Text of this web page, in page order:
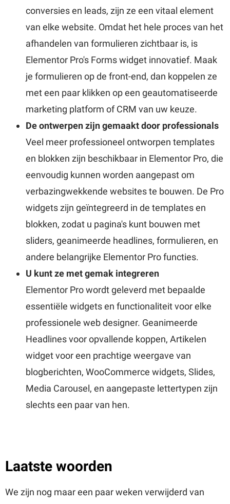
conversies en leads, zijn ze een vitaal element
van elke website. Omdat het hele proces van het
afhandelen van formulieren zichtbaar is, is
Elementor Pro's Forms widget innovatief. Maak
je formulieren op de front-end, dan koppelen ze
met een paar klikken op een geautomatiseerde
marketing platform of CRM van uw keuze.
De ontwerpen zijn gemaakt door professionals
Veel meer professioneel ontworpen templates
en blokken zijn beschikbaar in Elementor Pro, die
eenvoudig kunnen worden aangepast om
verbazingwekkende websites te bouwen. De Pro
widgets zijn geïntegreerd in de templates en
blokken, zodat u pagina's kunt bouwen met
sliders, geanimeerde headlines, formulieren, en
andere belangrijke Elementor Pro functies.
U kunt ze met gemak integreren
Elementor Pro wordt geleverd met bepaalde
essentiële widgets en functionaliteit voor elke
professionele web designer. Geanimeerde
Headlines voor opvallende koppen, Artikelen
widget voor een prachtige weergave van
blogberichten, WooCommerce widgets, Slides,
Media Carousel, en aangepaste lettertypen zijn
slechts een paar van hen.
Laatste woorden
We zijn nog maar een paar weken verwijderd van